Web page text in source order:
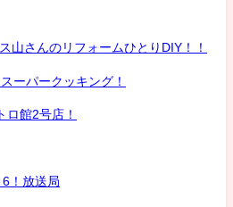
山さんのリフォームひとりDIY！！
ーパークッキング！
ロ館2号店！
！放送局